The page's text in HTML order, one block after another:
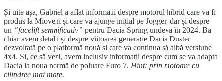
Și uite așa, Gabriel a aflat informații despre motorul hibrid care va fi
produs la Mioveni și care va ajunge inițial pe Jogger, dar și despre
un “facelift semnificativ” pentru Dacia Spring undeva în 2024. Ba
chiar avem detalii și despre viitoarea generație Dacia Duster
dezvoltată pe o platformă nouă și care va continua să aibă versiune
4x4. Și, ce să vezi, avem inclusiv informații despre cum se va adapta
Dacia la noua normă de poluare Euro 7. Hint: prin motoare cu
cilindree mai mare.